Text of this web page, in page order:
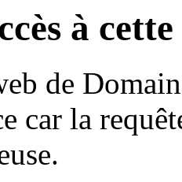
à
de
car la